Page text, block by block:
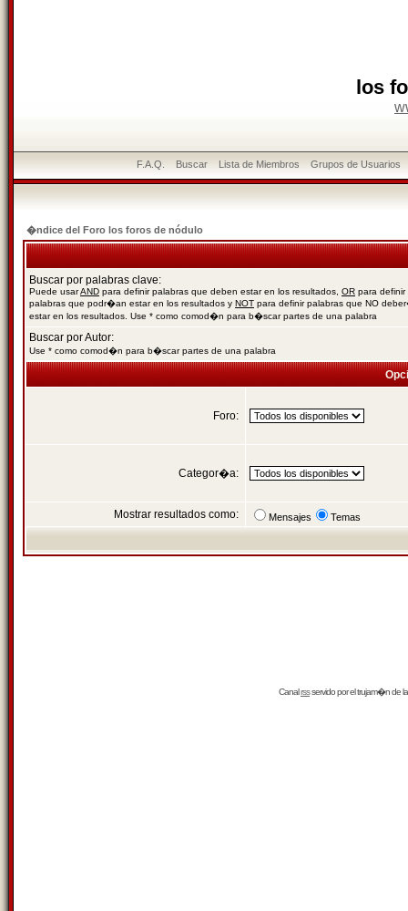
los
F.A.Q. Buscar Lista de Miembros Grupos de Usuarios
�ndice del Foro los foros de nódulo
Buscar por palabras clave:
Puede usarAND para definir palabras que deben estar en los resultados, OR para definir
palabras que podr�an estar en los resultados y NOT para definir palabras que NO
estar en los resultados. Use * como comod�n para b�scar partes de una palabra
Buscar por Autor:
Use * como comod�n para b�scar partes de una palabra
Foro:
Categor�a:
Mostrar resultados como: Mensajes Temas
Canalrssservido por eltrujam�nde